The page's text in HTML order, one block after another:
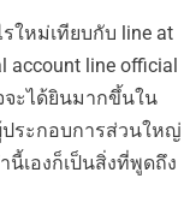
ใหม่เทียบกับ line at
account line official
จะได้ยินมากขึ้นใน
ระกอบการส่วนใหญ่
เองก็เป็นสิ่งที่พูดถึง